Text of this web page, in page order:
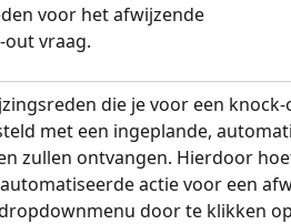
voor het afwijzende
vraag.
die je voor een
met een ingeplande,
zullen ontvangen. Hierdoor
actie voor een
door te klikken